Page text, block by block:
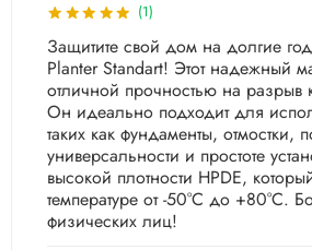
(1)
Защитите свой дом на долгие
Planter Standart! Этот надежный
отличной прочностью на
Он идеально подходит для
таких как фундаменты,
универсальности и простоте
высокой плотности HPDE,
температуре от -50°C до +80°C.
физических лиц!